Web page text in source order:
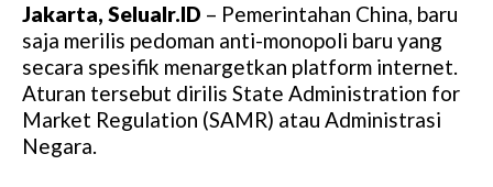
Jakarta, Selualr.ID – Pemerintahan China, baru
saja merilis pedoman anti-monopoli baru yang
secara spesifik menargetkan platform internet.
Aturan tersebut dirilis State Administration for
Market Regulation (SAMR) atau Administrasi
Negara.